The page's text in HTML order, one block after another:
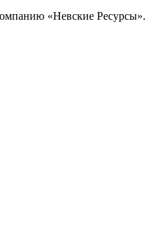
«Невские Ресурсы».